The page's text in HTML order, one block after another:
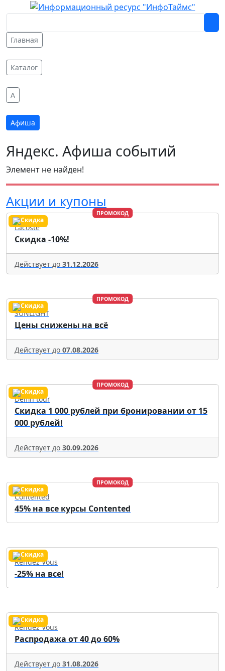
Главная
Каталог
A
Афиша
Яндекс. Афиша событий
Элемент не найден!
Акции и купоны
ПРОМОКОД
Lacoste
Скидка -10%!
Действует до 31.12.2026
ПРОМОКОД
SUNLIGHT
Цены снижены на всё
Действует до 07.08.2026
ПРОМОКОД
Delfin tour
Скидка 1 000 рублей при бронировании от 15
000 рублей!
Действует до 30.09.2026
ПРОМОКОД
Contented
45% на все курсы Contented
Rendez Vous
-25% на все!
Rendez Vous
Распродажа от 40 до 60%
Действует до 31.08.2026